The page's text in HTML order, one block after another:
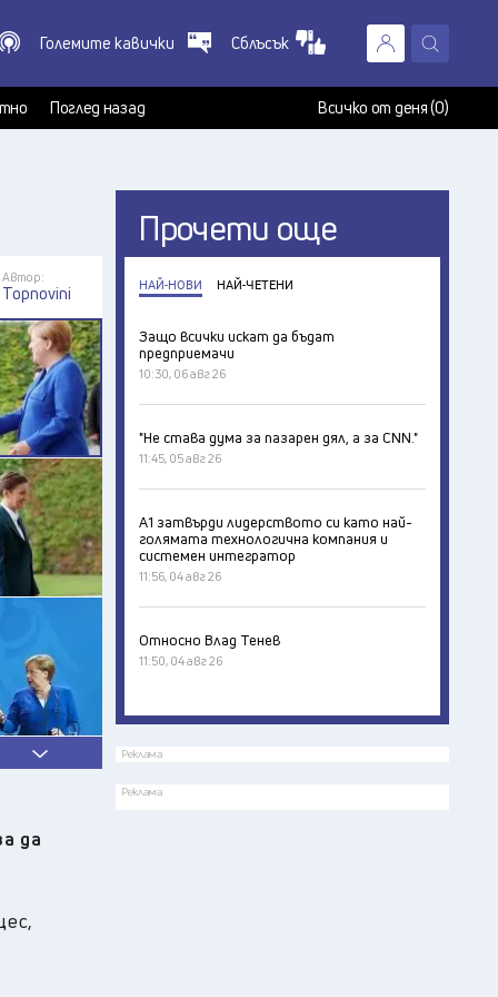
X
Големите кавички Сблъсък
Поглед назад Всичко от деня (0)
Автор:
Topnovini
да
Прочети още
НАЙ-НОВИ НАЙ-ЧЕТЕНИ
Защо всички искат да бъдат
предприемачи
10:30, 06 авг 26
"Не става дума за пазарен дял, а за CNN."
11:45, 05 авг 26
А1 затвърди лидерството си като най-
голямата технологична компания и
системен интегратор
11:56, 04 авг 26
Относно Влад Тенев
11:50, 04 авг 26
Реклама
Реклама